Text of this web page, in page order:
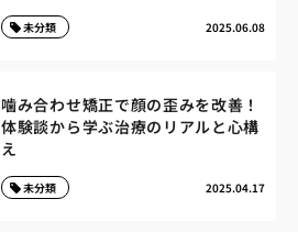
2025.06.08
未分類
噛み合わせ矯正で顔の歪みを改善！
体験談から学ぶ治療のリアルと心構
え
2025.04.17
未分類